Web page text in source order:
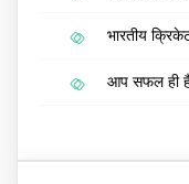
भारतीय
आप सफल ही